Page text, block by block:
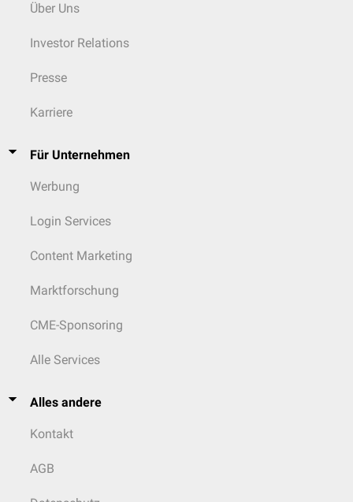
Über Uns
Investor Relations
Presse
Karriere
Für Unternehmen
Werbung
Login Services
Content Marketing
Marktforschung
CME-Sponsoring
Alle Services
Alles andere
Kontakt
AGB